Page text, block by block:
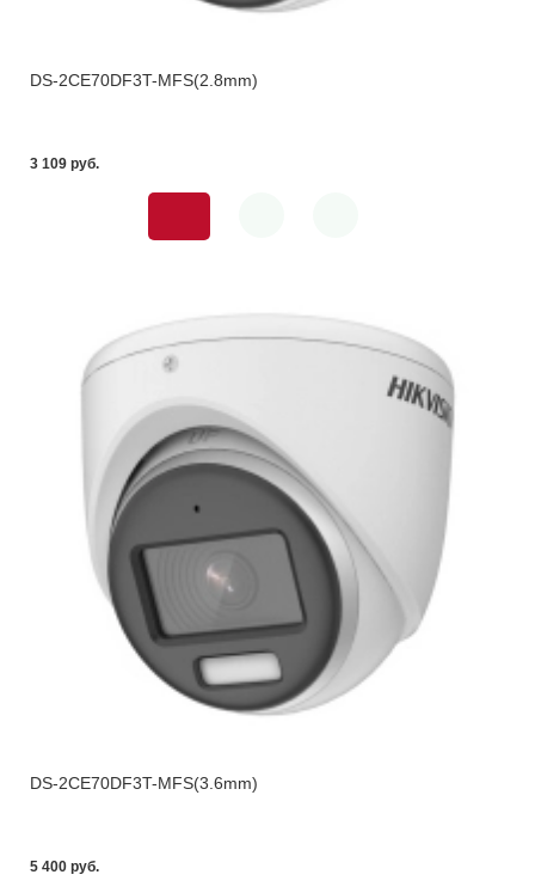
DS-2CE70DF3T-MFS(2.8mm)
3 109 pуб.
DS-2CE70DF3T-MFS(3.6mm)
5 400 pуб.